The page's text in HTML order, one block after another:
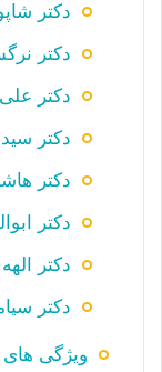
دکتر
دکتر
دکتر
دکتر
دکتر
دکتر
دکتر
دکتر
ویژگی های